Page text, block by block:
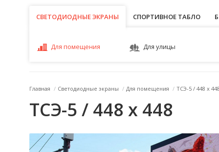
СВЕТОДИОДНЫЕ ЭКРАНЫ
СВЕТОДИОДНЫЕ ЭКРАНЫ СПОРТИВНОЕ ТАБЛО
Для помещения Для улицы
Главная / Светодиодные экраны / Для помещения / ТСЭ-5 / 448 x
ТСЭ-5 / 448 x 448